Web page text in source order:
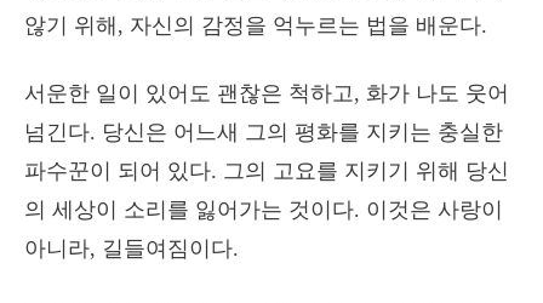
않기 위해, 자신의 감정을 억누르는 법을 배운다.
서운한 일이 있어도 괜찮은 척하고, 화가 나도 웃어
넘긴다. 당신은 어느새 그의 평화를 지키는 충실한
파수꾼이 되어 있다. 그의 고요를 지키기 위해 당신
의 세상이 소리를 잃어가는 것이다. 이것은 사랑이
아니라, 길들여짐이다.